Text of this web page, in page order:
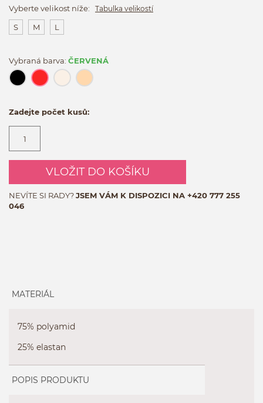
Vyberte velikost níže: Tabulka velikostí
S M L
Vybraná barva: ČERVENÁ
Zadejte počet kusů:
VLOŽIT DO KOŠÍKU
NEVÍTE SI RADY?JSEM VÁM K DISPOZICI NA +420 777 255
046
MATERIÁL
75% polyamid
25% elastan
POPIS PRODUKTU